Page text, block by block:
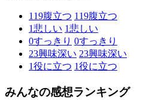
119腹立つ 119腹立つ
1悲しい 1悲しい
0すっきり 0すっきり
23興味深い 23興味深い
1役に立つ 1役に立つ
みんなの感想ランキング